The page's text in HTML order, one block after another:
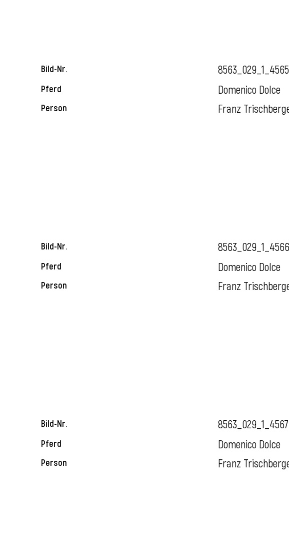
Bild-Nr. 8563_029_1_4565
Pferd Domenico Dolce
Person Franz
Bild-Nr. 8563_029_1_4566
Pferd Domenico Dolce
Person Franz
Bild-Nr. 8563_029_1_4567
Pferd Domenico Dolce
Person Franz